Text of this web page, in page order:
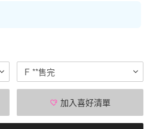
F **售完
加入喜好清單